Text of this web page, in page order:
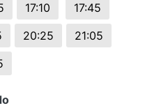
17:10
17:45
20:25
21:05